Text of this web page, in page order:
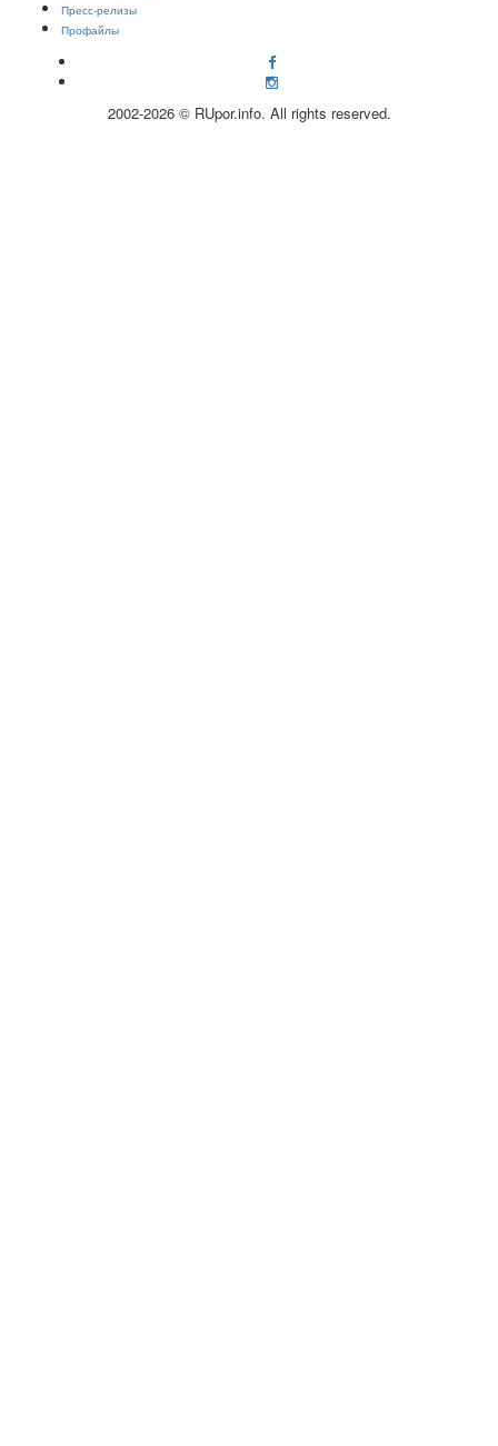
Пресс-релизы
Профайлы
2002-2026 © RUpor.info. All rights reserved.